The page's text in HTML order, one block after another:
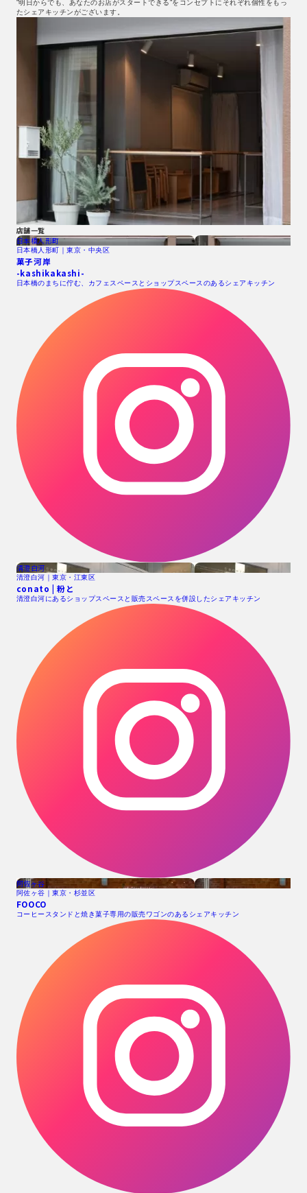
”明日からでも、あなたのお店がスタートできる”をコンセプトにそれぞれ個性をもっ
たシェアキッチンがございます。
店舗一覧
日本橋人形町
日本橋人形町｜東京・中央区
菓子河岸
-kashikakashi-
日本橋のまちに佇む、カフェスペースとショップスペースのあるシェアキッチン
清澄白河
清澄白河｜東京・江東区
conato | 粉と
清澄白河にあるショップスペースと販売スペースを併設したシェアキッチン
阿佐ヶ谷
阿佐ヶ谷｜東京・杉並区
FOOCO
コーヒースタンドと焼き菓子専用の販売ワゴンのあるシェアキッチン